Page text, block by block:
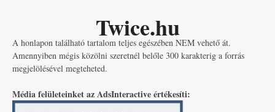
Twice.hu
A honlapon található tartalom teljes egészében NEM vehető át.
Amennyiben mégis közölni szeretnél belőle 300 karakterig a forrás
megjelölésével megteheted.
Média felületeinket az AdsInteractive értékesíti: